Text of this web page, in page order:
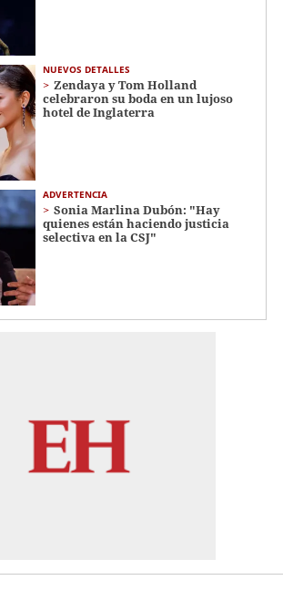
NUEVOS DETALLES
Zendaya y Tom Holland
celebraron su boda en un lujoso
hotel de Inglaterra
ADVERTENCIA
Sonia Marlina Dubón: "Hay
quienes están haciendo justicia
selectiva en la CSJ"